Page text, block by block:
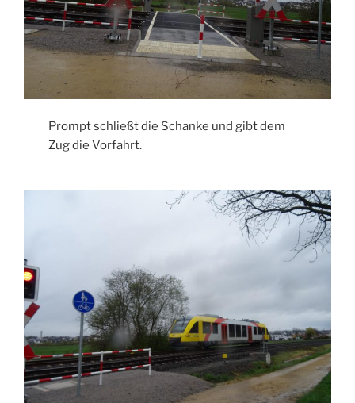
Prompt schließt die Schanke und gibt dem
Zug die Vorfahrt.